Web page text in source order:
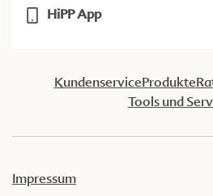
HiPP App
KundenserviceProdukte
Tools und
Impressum